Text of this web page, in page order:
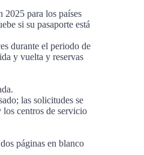
2025 para los países
si su pasaporte está
durante el periodo de
y vuelta y reservas
las solicitudes se
centros de servicio
páginas en blanco